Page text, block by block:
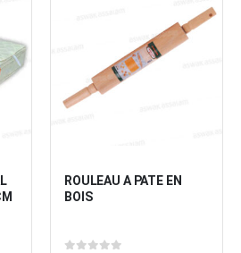
ROULEAU A PATE EN
BOIS